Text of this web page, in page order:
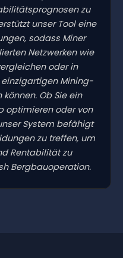
zu
unser Tool eine
sodass Miner
Netzwerken wie
oder in
Mining-
Ob Sie ein
optimieren oder von
System befähigt
zu treffen, um
Rentabilität zu
Bergbauoperation.